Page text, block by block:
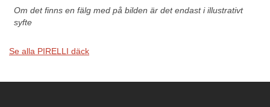
Om det finns en fälg med på bilden är det endast i illustrativt
syfte
Se alla PIRELLI däck